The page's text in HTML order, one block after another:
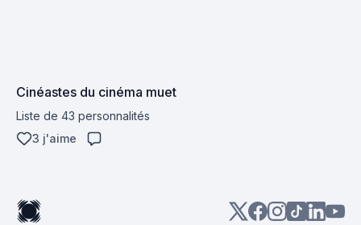
Cinéastes du cinéma muet
Liste de 43 personnalités
3 j'aime